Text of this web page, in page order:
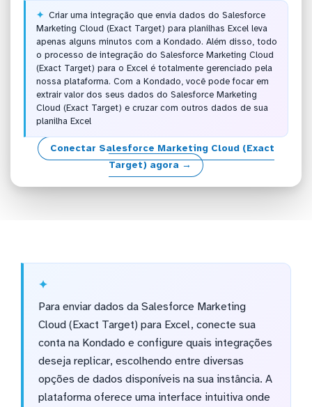
Criar uma integração que envia dados do Salesforce
Marketing Cloud (Exact Target) para planilhas Excel leva
apenas alguns minutos com a Kondado. Além disso, todo
o processo de integração do Salesforce Marketing Cloud
(Exact Target) para o Excel é totalmente gerenciado pela
nossa plataforma. Com a Kondado, você pode focar em
extrair valor dos seus dados do Salesforce Marketing
Cloud (Exact Target) e cruzar com outros dados de sua
planilha Excel
Conectar Salesforce Marketing Cloud (Exact
Target) agora →
Para enviar dados da Salesforce Marketing
Cloud (Exact Target) para Excel, conecte sua
conta na Kondado e configure quais integrações
deseja replicar, escolhendo entre diversas
opções de dados disponíveis na sua instância. A
plataforma oferece uma interface intuitiva onde